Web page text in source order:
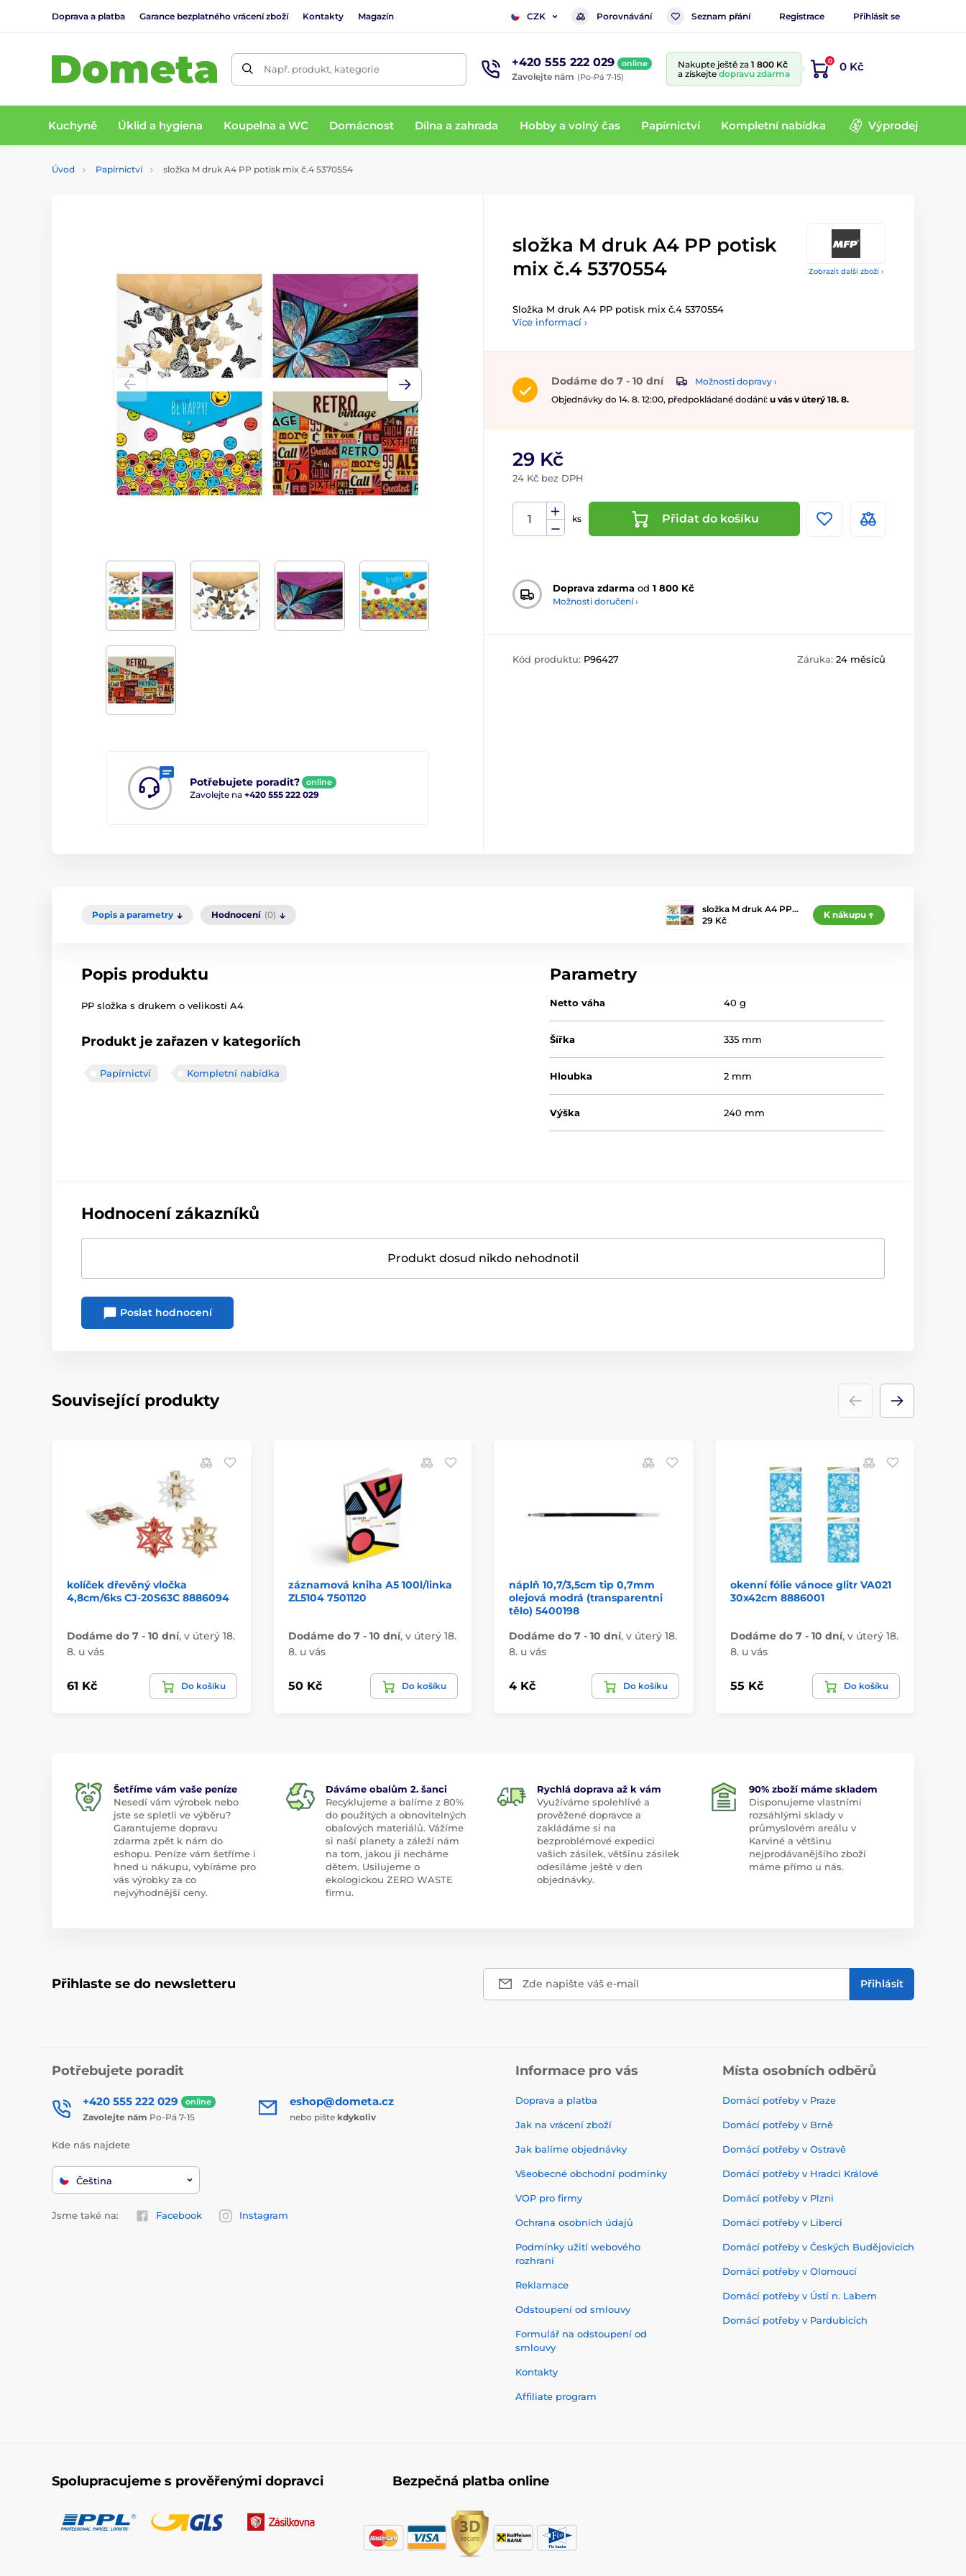
Doprava a platba Garance bezplatného vrácení zboží Kontakty Magazín CZK Porovnávání Seznam přání Registrace Přihlásit se
Např. produkt, kategorie +420 555 222 029 online
Zavolejte nám (Po-Pá 7-15)
Nakupte ještě za 1 800 Kč
a získejte dopravu zdarma
0 0 Kč
Kuchyně Úklid a hygiena Koupelna a WC Domácnost Dílna a zahrada Hobby a volný čas Papírnictví Kompletní nabídka Výprodej
Úvod Papírnictví složka M druk A4 PP potisk mix č.4 5370554
Zobrazit další zboží ›
Potřebujete poradit? online
Zavolejte na +420 555 222 029
složka M druk A4 PP potisk
mix č.4 5370554
Složka M druk A4 PP potisk mix č.4 5370554
Více informací ›
Dodáme do 7 - 10 dní
Možnosti dopravy ›
Objednávky do 14. 8. 12:00, předpokládané dodání: u vás v úterý 18. 8.
29 Kč
24 Kč bez DPH
ks Přidat do košíku
Doprava zdarma od 1 800 Kč
Možnosti doručení ›
Kód produktu: P96427 Záruka: 24 měsíců
Popis a parametry Hodnocení (0)
složka M druk A4 PP…
29 Kč
K nákupu
Popis produktu
PP složka s drukem o velikosti A4
Produkt je zařazen v kategoriích
Papírnictví Kompletní nabídka
Parametry
Netto váha 40 g
Šířka 335 mm
Hloubka 2 mm
Výška 240 mm
Hodnocení zákazníků
Produkt dosud nikdo nehodnotil
Poslat hodnocení
Související produkty
kolíček dřevěný vločka
4,8cm/6ks CJ-20S63C 8886094
Dodáme do 7 - 10 dní, v úterý 18.
8. u vás
61 Kč Do košíku
záznamová kniha A5 100l/linka
ZL5104 7501120
Dodáme do 7 - 10 dní, v úterý 18.
8. u vás
50 Kč Do košíku
náplň 10,7/3,5cm tip 0,7mm
olejová modrá (transparentni
tělo) 5400198
Dodáme do 7 - 10 dní, v úterý 18.
8. u vás
4 Kč Do košíku
okenní fólie vánoce glitr VA021
30x42cm 8886001
Dodáme do 7 - 10 dní, v úterý 18.
8. u vás
55 Kč Do košíku
Šetříme vám vaše peníze
Nesedí vám výrobek nebo
jste se spletli ve výběru?
Garantujeme dopravu
zdarma zpět k nám do
eshopu. Peníze vám šetříme i
hned u nákupu, vybíráme pro
vás výrobky za co
nejvýhodnější ceny.
Dáváme obalům 2. šanci
Recyklujeme a balíme z 80%
do použitých a obnovitelných
obalových materiálů. Vážíme
si naší planety a záleží nám
na tom, jakou ji necháme
dětem. Usilujeme o
ekologickou ZERO WASTE
firmu.
Rychlá doprava až k vám
Využíváme spolehlivé a
prověžené dopravce a
zakládáme si na
bezproblémové expedici
vašich zásilek, většinu zásilek
odesíláme ještě v den
objednávky.
90% zboží máme skladem
Disponujeme vlastními
rozsáhlými sklady v
průmyslovém areálu v
Karviné a většinu
nejprodávanějšího zboží
máme přímo u nás.
Přihlaste se do newsletteru Zde napište váš e-mail Přihlásit
Potřebujete poradit
+420 555 222 029 online
Zavolejte nám Po-Pá 7-15
eshop@dometa.cz
nebo pište kdykoliv
Kde nás najdete
Čeština
Jsme také na: Facebook Instagram
Informace pro vás
Doprava a platba
Jak na vrácení zboží
Jak balíme objednávky
Všeobecné obchodní podmínky
VOP pro firmy
Ochrana osobních údajů
Podmínky užití webového
rozhraní
Reklamace
Odstoupení od smlouvy
Formulář na odstoupení od
smlouvy
Kontakty
Affiliate program
Místa osobních odběrů
Domácí potřeby v Praze
Domácí potřeby v Brně
Domácí potřeby v Ostravě
Domácí potřeby v Hradci Králové
Domácí potřeby v Plzni
Domácí potřeby v Liberci
Domácí potřeby v Českých Budějovicích
Domácí potřeby v Olomoucí
Domácí potřeby v Ústí n. Labem
Domácí potřeby v Pardubicích
Spolupracujeme s prověřenými dopravci Bezpečná platba online